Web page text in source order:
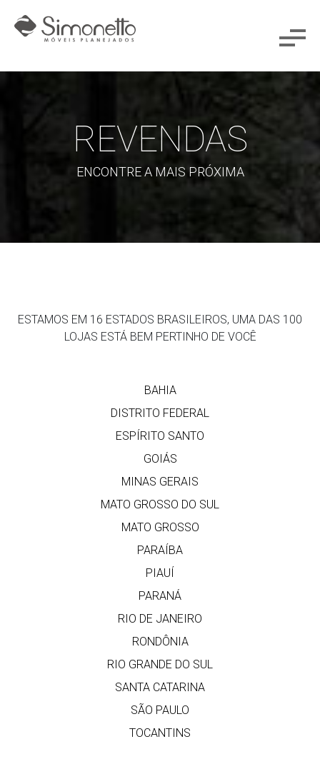
REVENDAS
ENCONTRE A MAIS PRÓXIMA
ESTAMOS EM 16 ESTADOS BRASILEIROS, UMA DAS 100
LOJAS ESTÁ BEM PERTINHO DE VOCÊ
BAHIA
DISTRITO FEDERAL
ESPÍRITO SANTO
GOIÁS
MINAS GERAIS
MATO GROSSO DO SUL
MATO GROSSO
PARAÍBA
PIAUÍ
PARANÁ
RIO DE JANEIRO
RONDÔNIA
RIO GRANDE DO SUL
SANTA CATARINA
SÃO PAULO
TOCANTINS